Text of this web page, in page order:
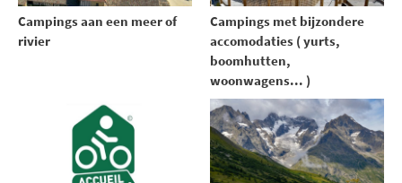
Campings aan een meer of
rivier
Campings met bijzondere
accomodaties ( yurts,
boomhutten,
woonwagens... )